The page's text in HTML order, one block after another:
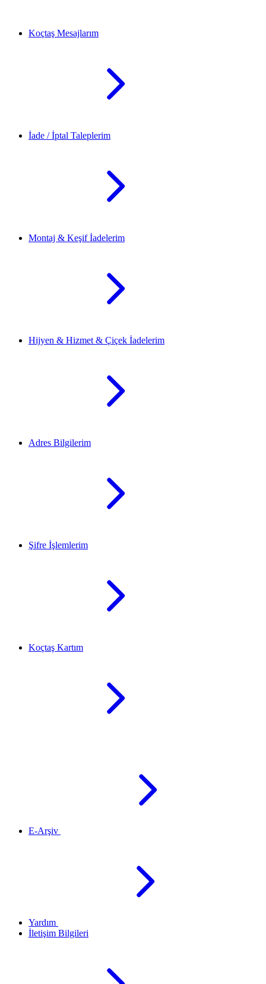
Koçtaş Mesajlarım
İade / İptal Taleplerim
Montaj & Keşif İadelerim
Hijyen & Hizmet & Çiçek İadelerim
Adres Bilgilerim
Şifre İşlemlerim
Koçtaş Kartım
E-Arşiv
Yardım
İletişim Bilgileri